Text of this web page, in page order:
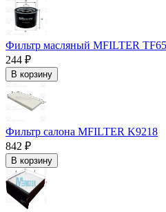
Фильтр масляный MFILTER
244 ₽
В корзину
Фильтр салона MFILTER K9218
842 ₽
В корзину